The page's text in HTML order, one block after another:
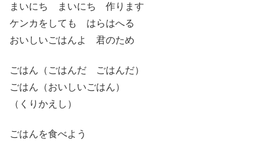
まいにち まいにち 作ります
ケンカをしても はらはへる
おいしいごはんよ 君のため
ごはん（ごはんだ ごはんだ）
ごはん（おいしいごはん）
（くりかえし）
ごはんを食べよう